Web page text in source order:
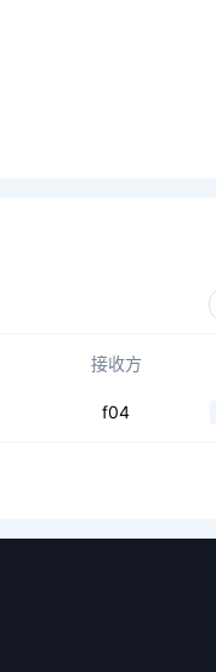
接收方
f04